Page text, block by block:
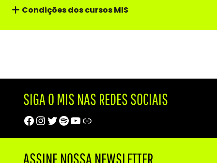
Condições dos cursos MIS
SIGA O MIS NAS REDES SOCIAIS
Facebook
Instagram
Twitter
Spotify
Youtube
Trip Advisor
ASSINE NOSSA NEWSLETTER